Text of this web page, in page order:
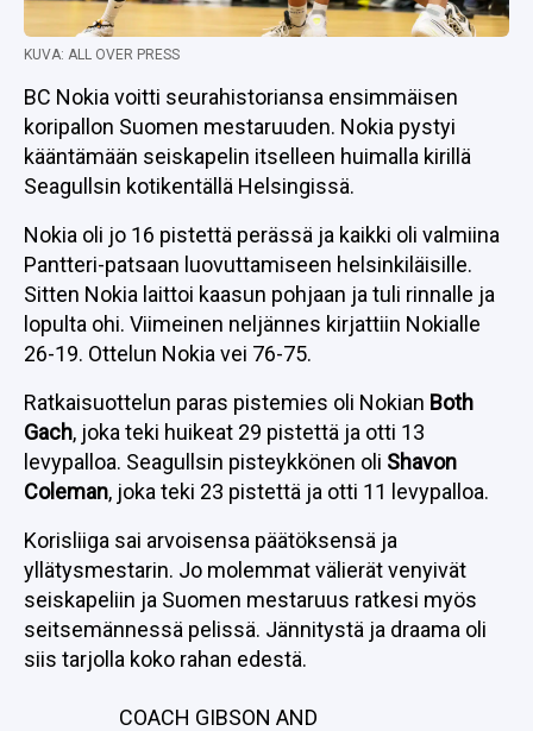
KUVA: ALL OVER PRESS
BC Nokia voitti seurahistoriansa ensimmäisen
koripallon Suomen mestaruuden. Nokia pystyi
kääntämään seiskapelin itselleen huimalla kirillä
Seagullsin kotikentällä Helsingissä.
Nokia oli jo 16 pistettä perässä ja kaikki oli valmiina
Pantteri-patsaan luovuttamiseen helsinkiläisille.
Sitten Nokia laittoi kaasun pohjaan ja tuli rinnalle ja
lopulta ohi. Viimeinen neljännes kirjattiin Nokialle
26-19. Ottelun Nokia vei 76-75.
Ratkaisuottelun paras pistemies oli Nokian Both
Gach, joka teki huikeat 29 pistettä ja otti 13
levypalloa. Seagullsin pisteykkönen oli Shavon
Coleman, joka teki 23 pistettä ja otti 11 levypalloa.
Korisliiga sai arvoisensa päätöksensä ja
yllätysmestarin. Jo molemmat välierät venyivät
seiskapeliin ja Suomen mestaruus ratkesi myös
seitsemännessä pelissä. Jännitystä ja draama oli
siis tarjolla koko rahan edestä.
COACH GIBSON AND